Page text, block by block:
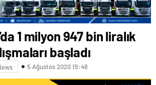
1 milyon 947 bin liralık
başladı
5 Ağustos 2020 15:48